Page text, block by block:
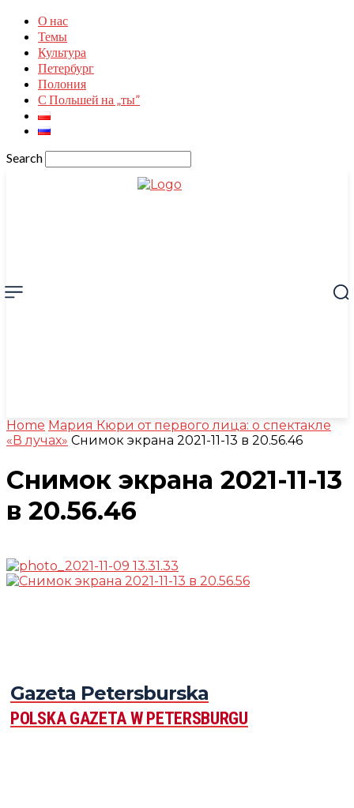
О нас
Темы
Культура
Петербург
Полония
С Польшей на „ты”
Search
Home Мария Кюри от первого лица: о спектакле
«В лучах» Снимок экрана 2021-11-13 в 20.56.46
Снимок экрана 2021-11-13
в 20.56.46
Gazeta Petersburska
POLSKA GAZETA W PETERSBURGU